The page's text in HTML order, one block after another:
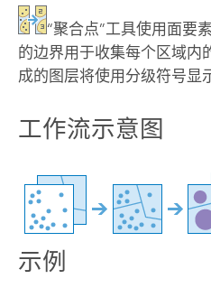
“聚合点”工具使用面要
的边界用于收集每个区域内
成的图层将使用分级符号显
工作流示意图
示例